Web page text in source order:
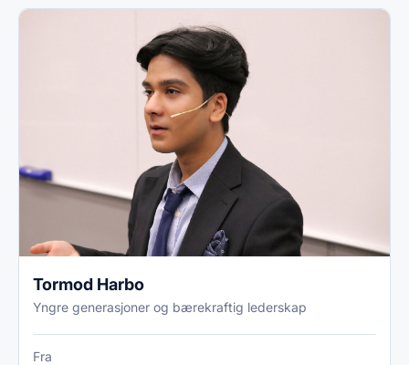
Tormod Harbo
Yngre generasjoner og bærekraftig lederskap
Fra